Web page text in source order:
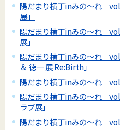
陽だまり横丁inみの～れ
展」
陽だまり横丁inみの～れ
展」
陽だまり横丁inみの～れ
＆ 徳一 展 Re:Birth」
陽だまり横丁inみの～れ
陽だまり横丁inみの～れ
ラブ展」
陽だまり横丁inみの～れ